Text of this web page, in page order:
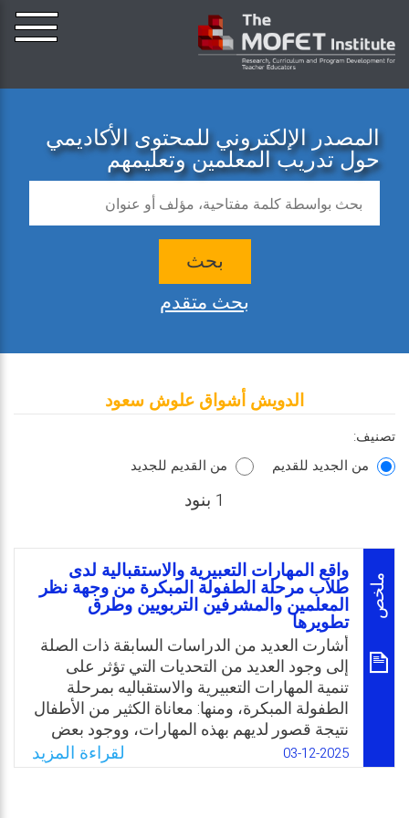
المصدر الإلكتروني للمحتوى الأكاديمي
حول تدريب المعلمين وتعليمهم
بحث
بحث متقدم
الدويش أشواق علوش سعود
تصنيف:
من الجديد للقديم
من القديم للجديد
1 بنود
ملخص
واقع المهارات التعبيرية والاستقبالية لدى
طلاب مرحلة الطفولة المبكرة من وجهة نظر
المعلمين والمشرفين التربويين وطرق
تطويرها
أشارت العديد من الدراسات السابقة ذات الصلة
إلى وجود العديد من التحديات التي تؤثر على
تنمية المهارات التعبيرية والاستقباليه بمرحلة
الطفولة المبكرة، ومنها: معاناة الكثير من الأطفال
نتيجة قصور لديهم بهذه المهارات، ووجود بعض
مظاهر اضطرابات التواصل لدى الأطفال نتيجة
تدني مستوى المهارات التعبيرية والاستقبالية.
03-12-2025 لقراءة المزيد